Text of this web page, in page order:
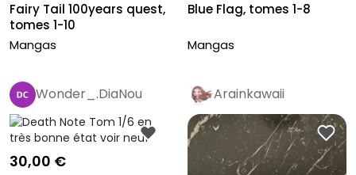
Fairy Tail 100years quest,
tomes 1-10
Mangas
Blue Flag, tomes 1-8
Mangas
Wonder_.DiaNou
30,00 €
Arainkawaii